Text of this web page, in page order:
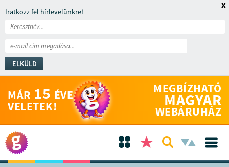
Iratkozz fel hírlevelünkre!
ELKÜLD
x
MÁR 15 ÉVE
VELETEK!
MEGBÍZHATÓ
MAGYAR
WEBÁRUHÁZ